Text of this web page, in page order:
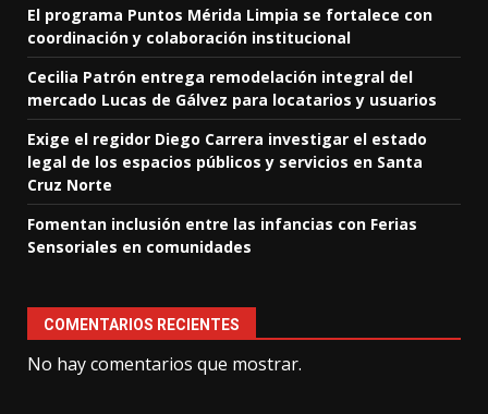
El programa Puntos Mérida Limpia se fortalece con
coordinación y colaboración institucional
Cecilia Patrón entrega remodelación integral del
mercado Lucas de Gálvez para locatarios y usuarios
Exige el regidor Diego Carrera investigar el estado
legal de los espacios públicos y servicios en Santa
Cruz Norte
Fomentan inclusión entre las infancias con Ferias
Sensoriales en comunidades
COMENTARIOS RECIENTES
No hay comentarios que mostrar.